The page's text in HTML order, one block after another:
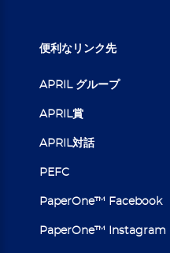
便利なリンク先
APRIL グループ
APRIL賞
APRIL対話
PEFC
PaperOne™ Facebook
PaperOne™ Instagram